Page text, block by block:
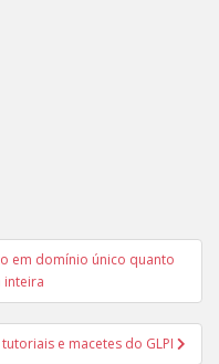
em domínio único quanto
inteira
tutoriais e macetes do GLPI